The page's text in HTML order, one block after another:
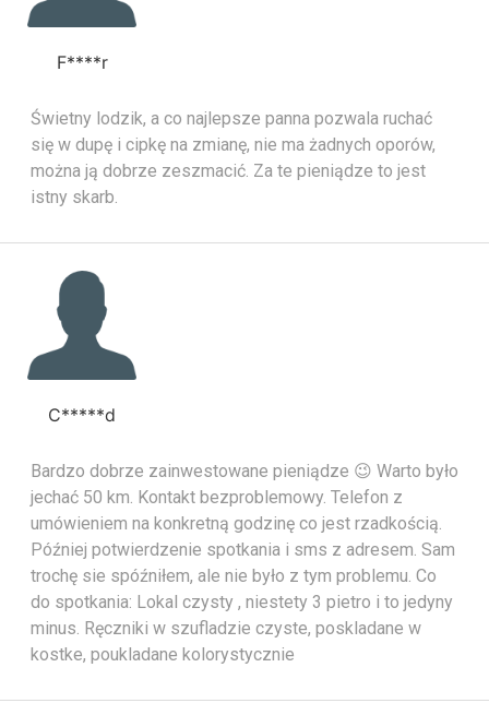
F****r
Świetny lodzik, a co najlepsze panna pozwala ruchać
się w dupę i cipkę na zmianę, nie ma żadnych oporów,
można ją dobrze zeszmacić. Za te pieniądze to jest
istny skarb.
C*****d
Bardzo dobrze zainwestowane pieniądze 😉 Warto było
jechać 50 km. Kontakt bezproblemowy. Telefon z
umówieniem na konkretną godzinę co jest rzadkością.
Później potwierdzenie spotkania i sms z adresem. Sam
trochę sie spóźniłem, ale nie było z tym problemu. Co
do spotkania: Lokal czysty , niestety 3 pietro i to jedyny
minus. Ręczniki w szufladzie czyste, poskladane w
kostke, poukladane kolorystycznie